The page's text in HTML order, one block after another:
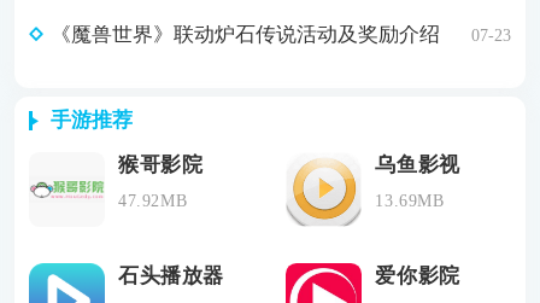
《魔兽世界》联动炉石传说活动及奖励介绍 07-23
手游推荐
猴哥影院
47.92MB
乌鱼影视
13.69MB
石头播放器 爱你影院